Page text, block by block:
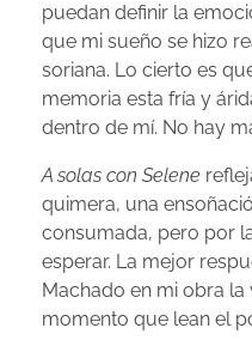
puedan definir la
que mi sueño se hizo
soriana. Lo cierto es
memoria esta fría y
dentro de mí. No hay
A solas con Selene
quimera, una
consumada, pero por
esperar. La mejor
Machado en mi obra la
momento que lean el